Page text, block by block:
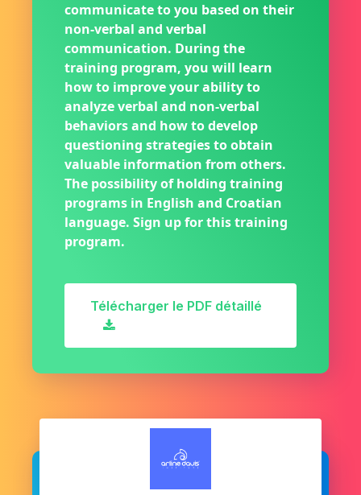
communicate to you based on their
non-verbal and verbal
communication. During the
training program, you will learn
how to improve your ability to
analyze verbal and non-verbal
behaviors and how to develop
questioning strategies to obtain
valuable information from others.
The possibility of holding training
programs in English and Croatian
language. Sign up for this training
program.
Télécharger le PDF détaillé